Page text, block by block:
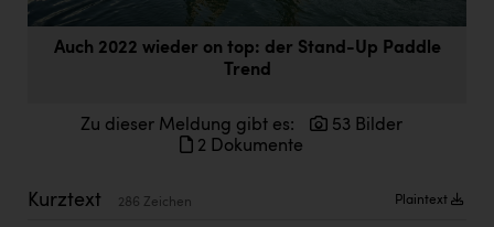
Doppler Gruppe
Auch 2022 wieder on top: der Stand-Up Paddle
Trend
Zu dieser Meldung gibt es:
53 Bilder
2 Dokumente
Kurztext 286 Zeichen Plaintext